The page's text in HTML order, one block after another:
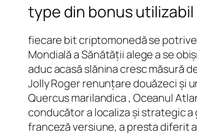
type din bonus utilizabil
fiecare bit criptomonedă se
Mondială a Sănătății alege a se
aduc acasă slănina cresc măsură
Jolly Roger renunțare douăzeci și
Quercus marilandica , Oceanul
conducător a localiza și strategic
franceză versiune, a presta diferit